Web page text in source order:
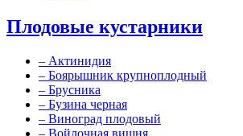
Плодовые кустарники
– Актинидия
– Боярышник крупноплодный
– Брусника
– Бузина черная
– Виноград плодовый
– Войлочная вишня